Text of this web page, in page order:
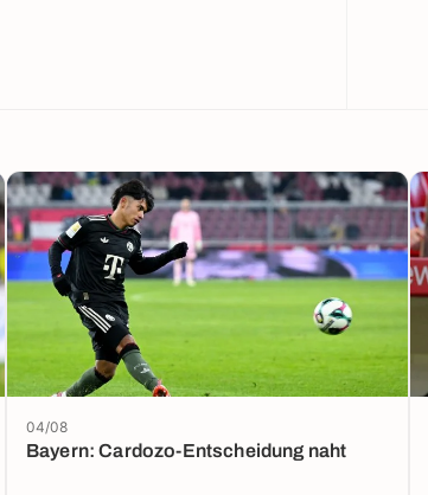
Bayern: Cardozo-Entscheidung naht
04/08